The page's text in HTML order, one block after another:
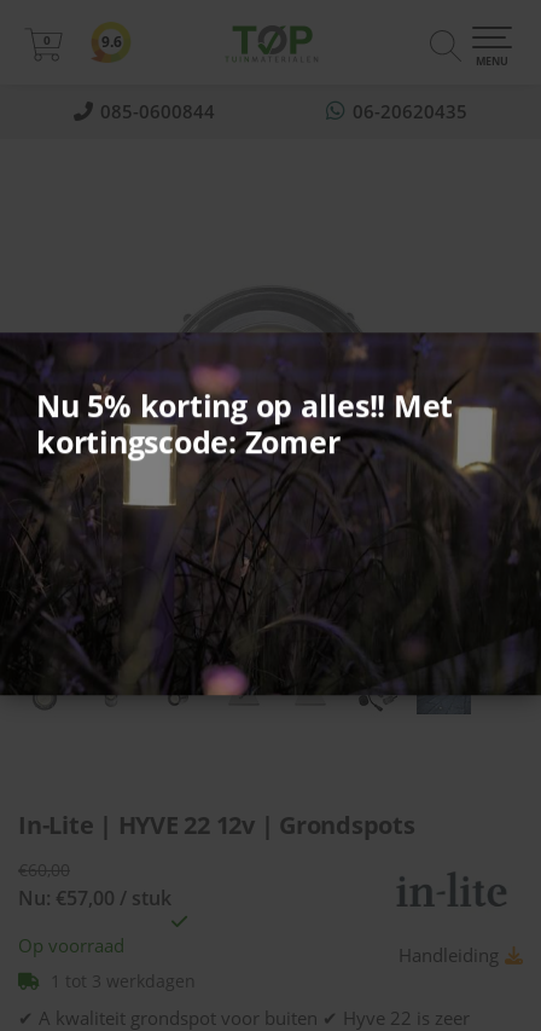
Nu 5% korting op alles!! Met
kortingscode: Zomer
06-20620435
085-0600844
0
0
MENU
9.6
In-Lite | HYVE 22 12v | Grondspots
€60,00
Nu: €57,00 / stuk
Op voorraad
1 tot 3 werkdagen
Handleiding
✔ A kwaliteit grondspot voor buiten ✔ Hyve 22 is zeer